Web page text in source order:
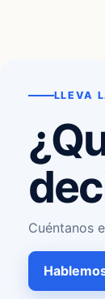
LLEVA
Cuéntanos